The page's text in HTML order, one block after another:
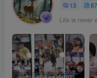
13 87
People are